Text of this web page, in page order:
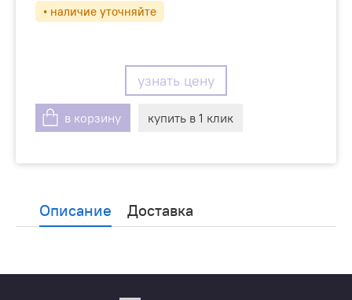
• наличие уточняйте
узнать цену
в корзину купить в 1 клик
Описание Доставка